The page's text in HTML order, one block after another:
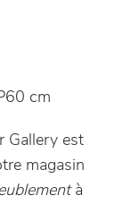
cm
Gallery est
magasin
à